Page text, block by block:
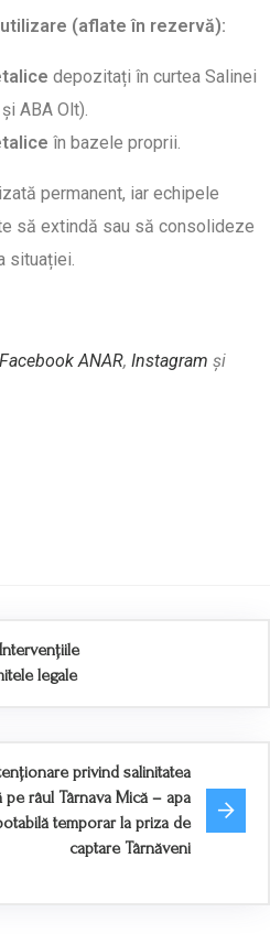
(aflate în rezervă):
depozitați în curtea Salinei
ABA Olt).
în bazele proprii.
permanent, iar echipele
să extindă sau să consolideze
situației.
Facebook ANAR, Instagram și
legale
privind salinitatea
pe râul Târnava Mică – apa
temporar la priza de
captare Târnăveni